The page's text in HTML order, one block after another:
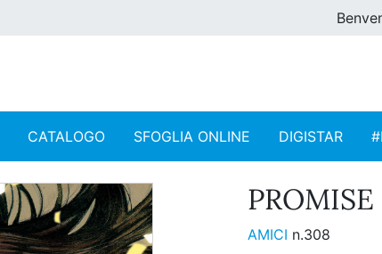
CATALOGO SFOGLIA ONLINE DIGISTAR
AMICI n.308